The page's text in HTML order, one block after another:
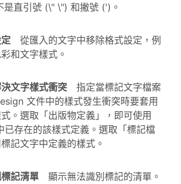
是直引號 (\" \") 和撇號 (')。
從匯入的文字中移除格式設定，例
和文字樣式。
文字樣式衝突
指定當標記文字檔案
文件中的樣式發生衝突時要套用
。選取「出版物定義」，即可使用
已存在的該樣式定義。選取「標記檔
記文字中定義的樣式。
記清單
顯示無法識別標記的清單。